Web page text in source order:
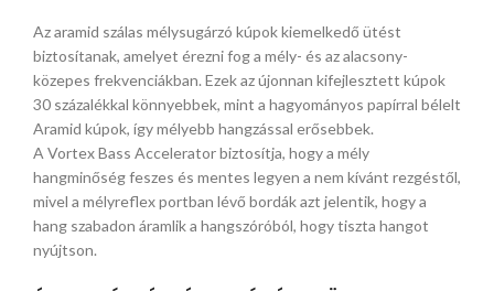
Az aramid szálas mélysugárzó kúpok kiemelkedő ütést
biztosítanak, amelyet érezni fog a mély- és az alacsony-
közepes frekvenciákban. Ezek az újonnan kifejlesztett kúpok
30 százalékkal könnyebbek, mint a hagyományos papírral bélelt
Aramid kúpok, így mélyebb hangzással erősebbek.
A Vortex Bass Accelerator biztosítja, hogy a mély
hangminőség feszes és mentes legyen a nem kívánt rezgéstől,
mivel a mélyreflex portban lévő bordák azt jelentik, hogy a
hang szabadon áramlik a hangszóróból, hogy tiszta hangot
nyújtson.